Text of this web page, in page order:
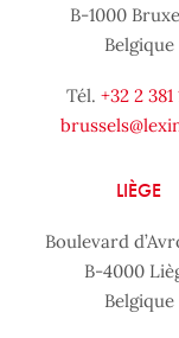
B-1000
Belgique
Tél. +32 2 381
LIÈGE
Boulevard
B-4000
Belgique